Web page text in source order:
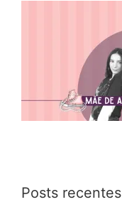
Posts recentes